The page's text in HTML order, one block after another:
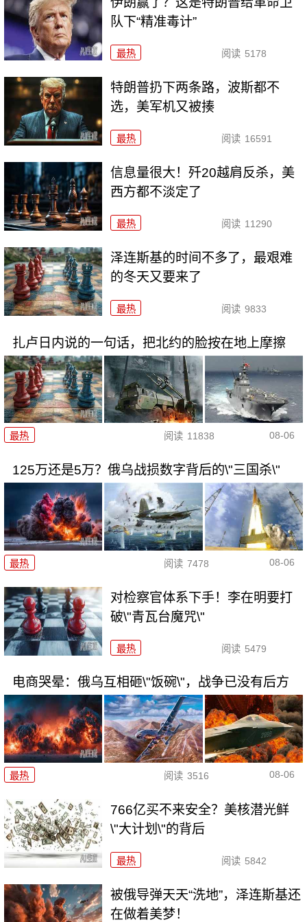
队下“精准毒计”
最热 阅读 5178
特朗普扔下两条路，波斯都不
选，美军机又被揍
最热 阅读 16591
信息量很大！歼20越肩反杀，美
西方都不淡定了
最热 阅读 11290
泽连斯基的时间不多了，最艰难
的冬天又要来了
最热 阅读 9833
扎卢日内说的一句话，把北约的脸按在地上摩擦
最热 阅读 11838 08-06
125万还是5万？俄乌战损数字背后的\"三国杀\"
最热 阅读 7478 08-06
对检察官体系下手！李在明要打
破\"青瓦台魔咒\"
最热 阅读 5479
电商哭晕：俄乌互相砸\"饭碗\"，战争已没有后方
最热 阅读 3516 08-06
766亿买不来安全？美核潜光鲜
\"大计划\"的背后
最热 阅读 5842
被俄导弹天天“洗地”，泽连斯基还
在做着美梦！